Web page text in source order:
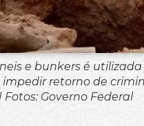
e bunkers é
retorno de
Fotos: Governo Federal